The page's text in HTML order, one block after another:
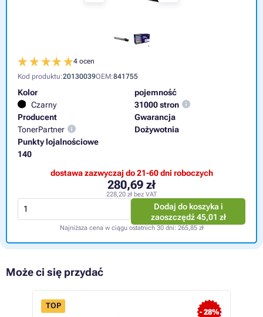
4 ocen
Kod produktu:20130039OEM:841755
Kolor
Czarny
pojemność
31000 stron
Producent
TonerPartner
Gwarancja
Dożywotnia
Punkty lojalnościowe
140
dostawa zazwyczaj do 21-60 dni roboczych
280,69 zł
228,20 zł bez VAT
Dodaj do koszyka i
zaoszczędź45,01 zł
Najniższa cena w ciągu ostatnich 30 dni: 265,85 zł
Może ci się przydać
- 28%
TOP